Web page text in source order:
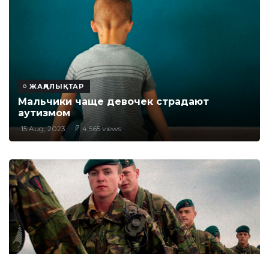
ЖАҢАЛЫҚТАР
Мальчики чаще девочек страдают
аутизмом
15 Aug, 2023 4,565 views